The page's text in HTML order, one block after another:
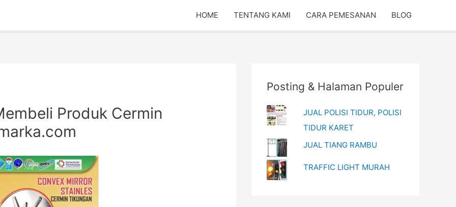
HOME TENTANG KAMI CARA PEMESANAN BLOG
Produk Cermin
Posting & Halaman Populer
JUAL POLISI TIDUR, POLISI
TIDUR KARET
JUAL TIANG RAMBU
TRAFFIC LIGHT MURAH